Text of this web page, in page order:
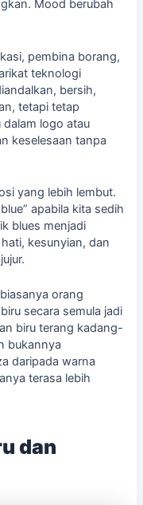
Mood berubah
pembina borang,
teknologi
bersih,
tetapi tetap
logo atau
keselesaan tanpa
yang lebih lembut.
apabila kita sedih
blues menjadi
kesunyian, dan
orang
secara semula jadi
biru terang kadang-
bukannya
daripada warna
terasa lebih
dan